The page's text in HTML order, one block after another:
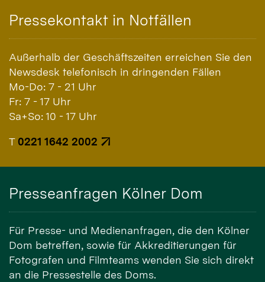
Pressekontakt in Notfällen
Außerhalb der Geschäftszeiten erreichen Sie den
Newsdesk telefonisch in dringenden Fällen
Mo-Do: 7 - 21 Uhr
Fr: 7 - 17 Uhr
Sa+So: 10 - 17 Uhr
T0221 1642 2002
Presseanfragen Kölner Dom
Für Presse- und Medienanfragen, die den Kölner
Dom betreffen, sowie für Akkreditierungen für
Fotografen und Filmteams wenden Sie sich direkt
an die Pressestelle des Doms.